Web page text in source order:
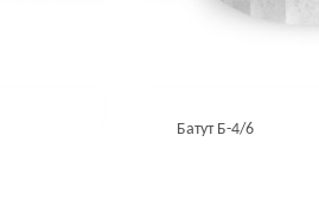
Батут Б-4/6